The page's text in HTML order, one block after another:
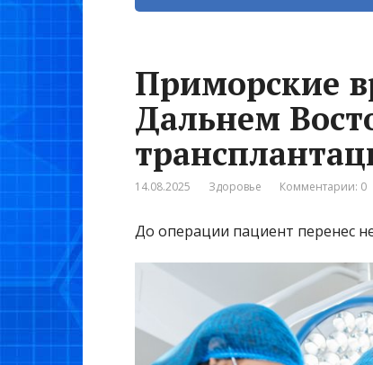
Приморские
Дальнем
14.08.2025 Здоровье Комментарии: 0
До операции пациент перенес